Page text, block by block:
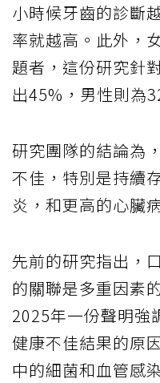
小時候牙齒的診斷
率就越高。此外，
題者，這份研究針
出45%，男性則為
研究團隊的結論為
不佳，特別是持續
炎，和更高的心臟
先前的研究指出，
的關聯是多重因素
2025年一份聲明強
健康不佳結果的原
中的細菌和血管感